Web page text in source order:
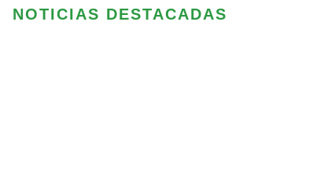
NOTICIAS DESTACADAS